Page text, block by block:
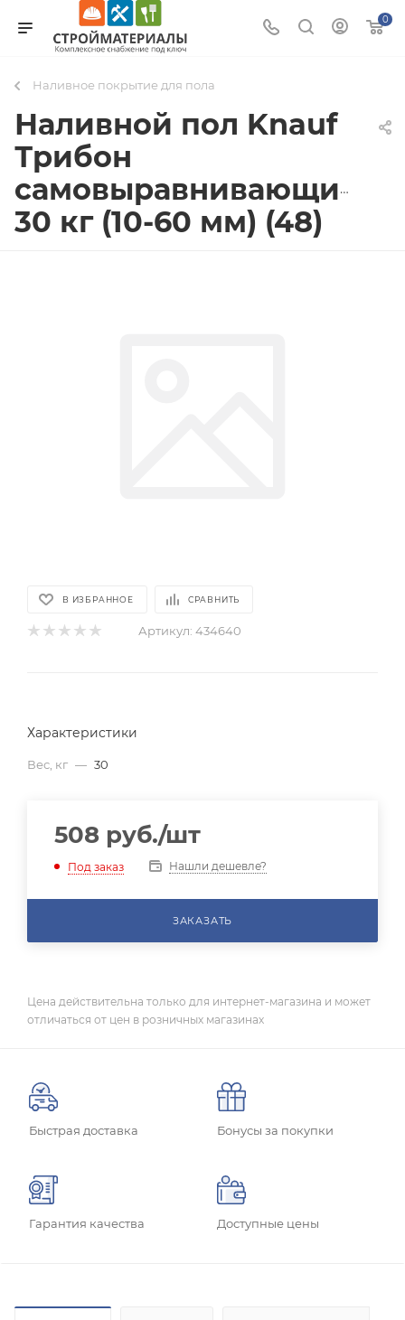
0
Наливное покрытие для пола
Наливной пол Knauf
Трибон
самовыравнивающийся
30 кг (10-60 мм) (48)
В ИЗБРАННОЕ СРАВНИТЬ
Артикул: 434640
Характеристики
Вес, кг — 30
508 руб./шт
Под заказ Нашли дешевле?
ЗАКАЗАТЬ
Цена действительна только для интернет-магазина и может
отличаться от цен в розничных магазинах
Быстрая доставка Бонусы за покупки
Гарантия качества Доступные цены